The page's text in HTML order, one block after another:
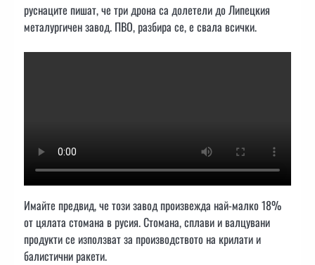
руснаците пишат, че три дрона са долетели до Липецкия
металургичен завод. ПВО, разбира се, е свала всички.
Имайте предвид, че този завод произвежда най-малко 18%
от цялата стомана в русия. Стомана, сплави и валцувани
продукти се използват за производството на крилати и
балистични ракети.